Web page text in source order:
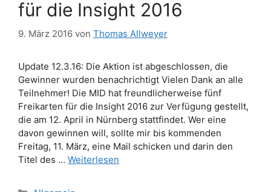
für die Insight 2016
9. März 2016 von Thomas Allweyer
Update 12.3.16: Die Aktion ist abgeschlossen, die
Gewinner wurden benachrichtigt Vielen Dank an alle
Teilnehmer! Die MID hat freundlicherweise fünf
Freikarten für die Insight 2016 zur Verfügung gestellt,
die am 12. April in Nürnberg stattfindet. Wer eine
davon gewinnen will, sollte mir bis kommenden
Freitag, 11. März, eine Mail schicken und darin den
Titel des … Weiterlesen